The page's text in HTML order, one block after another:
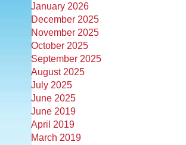
January 2026
December 2025
November 2025
October 2025
September 2025
August 2025
July 2025
June 2025
June 2019
April 2019
March 2019